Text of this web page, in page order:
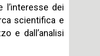
l’interesse dei
scientifica e
e dall’analisi